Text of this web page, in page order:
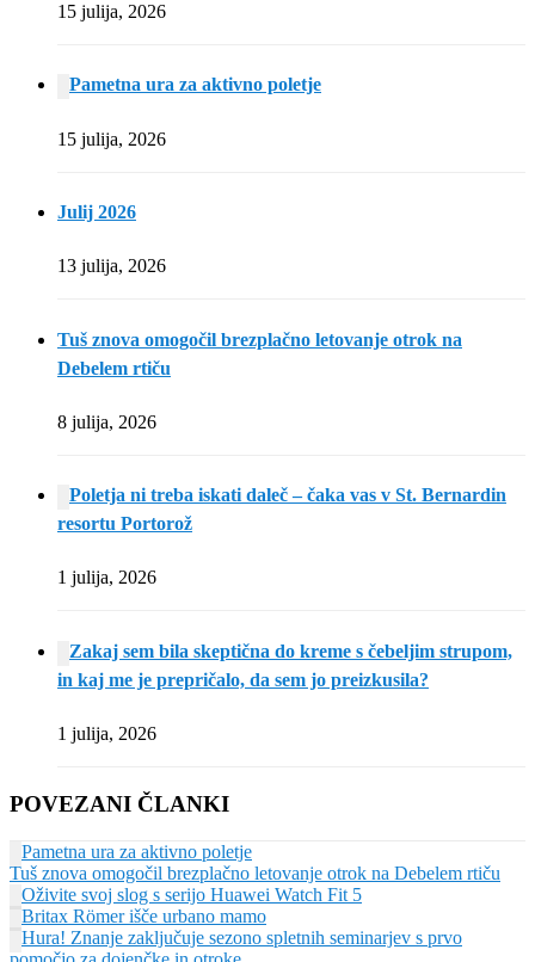
15 julija, 2026
Pametna ura za aktivno poletje
15 julija, 2026
Julij 2026
13 julija, 2026
Tuš znova omogočil brezplačno letovanje otrok na
Debelem rtiču
8 julija, 2026
Poletja ni treba iskati daleč – čaka vas v St. Bernardin
resortu Portorož
1 julija, 2026
Zakaj sem bila skeptična do kreme s čebeljim strupom,
in kaj me je prepričalo, da sem jo preizkusila?
1 julija, 2026
POVEZANI ČLANKI
Pametna ura za aktivno poletje
Tuš znova omogočil brezplačno letovanje otrok na Debelem rtiču
Oživite svoj slog s serijo Huawei Watch Fit 5
Britax Römer išče urbano mamo
Hura! Znanje zaključuje sezono spletnih seminarjev s prvo